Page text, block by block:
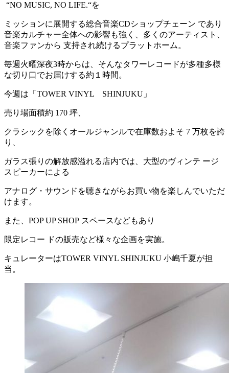
“NO MUSIC, NO LIFE.“を
ミッションに展開する総合音楽CDショップチェーン であり
音楽カルチャー全体への影響も強く、多くのアーティスト、
音楽ファンから 支持され続けるプラットホーム。
毎週火曜深夜3時からは、そんなタワーレコードが多種多様
な切り口でお届けする約１時間。
今週は「TOWER VINYL SHINJUKU」
売り場面積約 170 坪、
クラシックを除くオールジャンルで在庫数およそ 7 万枚を誇
り、
ガラス張りの解放感溢れる店内では、大型のヴィンテ ージ
スピーカーによる
アナログ・サウンドを聴きながらお買い物を楽しんでいただ
けます。
また、POP UP SHOP スペースなどもあり
限定レコー ドの販売など様々な企画を実施。
キュレーターはTOWER VINYL SHINJUKU 小嶋千夏が担
当。